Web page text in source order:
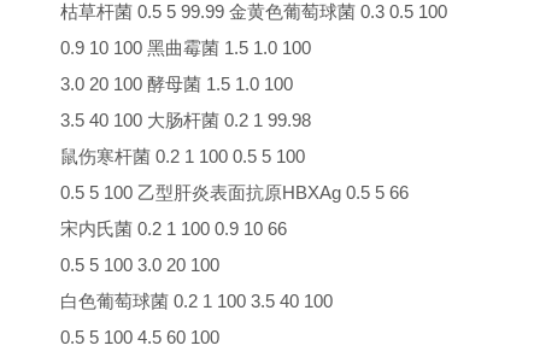
枯草杆菌 0.5 5 99.99 金黄色葡萄球菌 0.3 0.5 100
0.9 10 100 黑曲霉菌 1.5 1.0 100
3.0 20 100 酵母菌 1.5 1.0 100
3.5 40 100 大肠杆菌 0.2 1 99.98
鼠伤寒杆菌 0.2 1 100 0.5 5 100
0.5 5 100 乙型肝炎表面抗原HBXAg 0.5 5 66
宋内氏菌 0.2 1 100 0.9 10 66
0.5 5 100 3.0 20 100
白色葡萄球菌 0.2 1 100 3.5 40 100
0.5 5 100 4.5 60 100